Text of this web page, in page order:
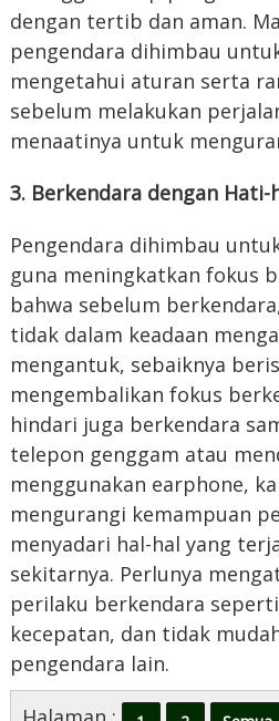
dengan tertib dan aman.
pengendara dihimbau
mengetahui aturan serta
sebelum melakukan
menaatinya untuk
3. Berkendara dengan Hati-
Pengendara dihimbau
guna meningkatkan fokus
bahwa sebelum
tidak dalam keadaan
mengantuk, sebaiknya
mengembalikan fokus
hindari juga berkendara
telepon genggam atau
menggunakan earphone,
mengurangi kemampuan
menyadari hal-hal yang
sekitarnya. Perlunya
perilaku berkendara
kecepatan, dan tidak
pengendara lain.